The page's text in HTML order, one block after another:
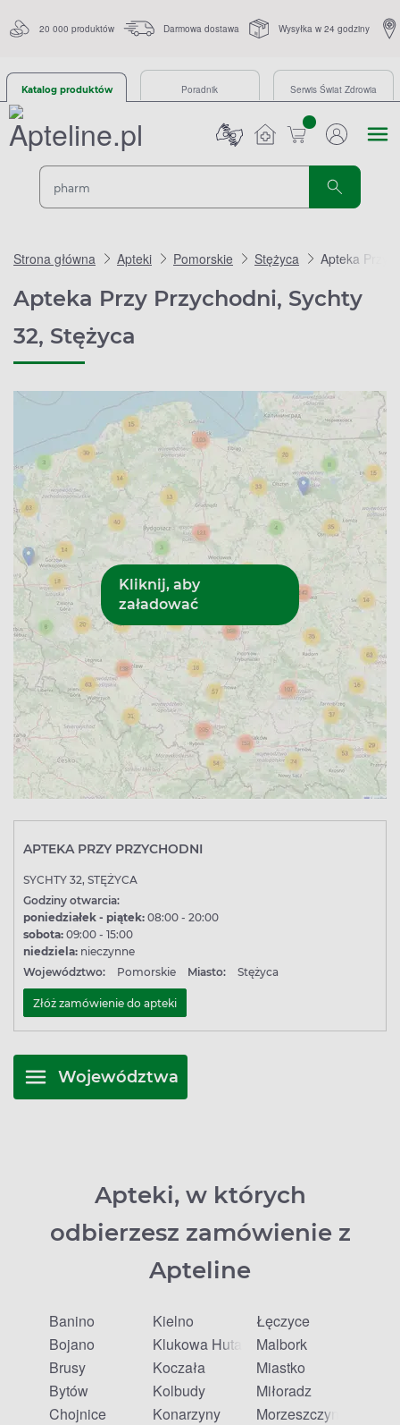
20 000 produktów Darmowa dostawa Wysyłka w 24 godziny
Katalog produktów Poradnik Serwis Świat Zdrowia
sztuk
Strona główna Apteki Pomorskie Stężyca Apteka Przy
Apteka Przy Przychodni, Sychty
32, Stężyca
APTEKA PRZY PRZYCHODNI
SYCHTY 32, STĘŻYCA
Godziny otwarcia:
poniedziałek - piątek: 08:00 - 20:00
sobota: 09:00 - 15:00
niedziela: nieczynne
Województwo:
Pomorskie Miasto: Stężyca
Złóż zamówienie do apteki
Województwa
Apteki, w których
odbierzesz zamówienie z
Apteline
Banino
Bojano
Brusy
Bytów
Chojnice
Kielno
Klukowa Huta
Koczała
Kolbudy
Konarzyny
Łęczyce
Malbork
Miastko
Miłoradz
Morzeszczyn